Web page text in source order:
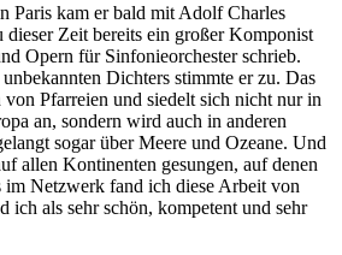
Paris kam er bald mit Adolf Charles
dieser Zeit bereits ein großer Komponist
Opern für Sinfonieorchester schrieb.
Dichters stimmte er zu. Das
Pfarreien und siedelt sich nicht nur in
an, sondern wird auch in anderen
sogar über Meere und Ozeane. Und
allen Kontinenten gesungen, auf denen
im Netzwerk fand ich diese Arbeit von
ich als sehr schön, kompetent und sehr